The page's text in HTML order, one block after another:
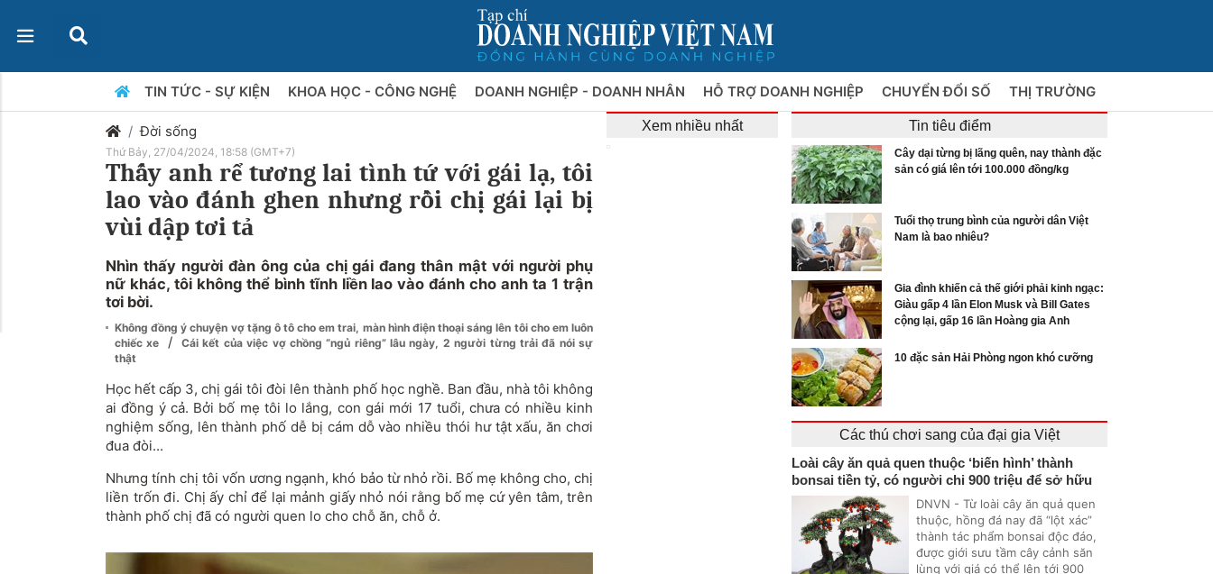
TIN TỨC - SỰ KIỆN KHOA HỌC - CÔNG NGHỆ DOANH NGHIỆP - DOANH NHÂN HỖ TRỢ DOANH NGHIỆP CHUYỂN ĐỔI SỐ THỊ TRƯỜNG
Đời sống
Thứ Bảy, 27/04/2024, 18:58 (GMT+7)
Thấy anh rể tương lai tình tứ với gái lạ, tôi
lao vào đánh ghen nhưng rồi chị gái lại bị
vùi dập tơi tả
Nhìn thấy người đàn ông của chị gái đang thân mật với người phụ
nữ khác, tôi không thể bình tĩnh liền lao vào đánh cho anh ta 1 trận
tơi bời.
Không đồng ý chuyện vợ tặng ô tô cho em trai, màn hình điện thoại sáng lên tôi cho em luôn
chiếc xe
/
Cái kết của việc vợ chồng “ngủ riêng” lâu ngày, 2 người từng trải đã nói sự
thật
Học hết cấp 3, chị gái tôi đòi lên thành phố học nghề. Ban đầu, nhà tôi không
ai đồng ý cả. Bởi bố mẹ tôi lo lắng, con gái mới 17 tuổi, chưa có nhiều kinh
nghiệm sống, lên thành phố dễ bị cám dỗ vào nhiều thói hư tật xấu, ăn chơi
đua đòi...
Nhưng tính chị tôi vốn ương ngạnh, khó bảo từ nhỏ rồi. Bố mẹ không cho, chị
liền trốn đi. Chị ấy chỉ để lại mảnh giấy nhỏ nói rằng bố mẹ cứ yên tâm, trên
thành phố chị đã có người quen lo cho chỗ ăn, chỗ ở.
Xem nhiều nhất Tin tiêu điểm
Cây dại từng bị lãng quên, nay thành đặc
sản có giá lên tới 100.000 đồng/kg
Tuổi thọ trung bình của người dân Việt
Nam là bao nhiêu?
Gia đình khiến cả thế giới phải kinh ngạc:
Giàu gấp 4 lần Elon Musk và Bill Gates
cộng lại, gấp 16 lần Hoàng gia Anh
10 đặc sản Hải Phòng ngon khó cưỡng
Các thú chơi sang của đại gia Việt
Loài cây ăn quả quen thuộc ‘biến hình’ thành
bonsai tiền tỷ, có người chi 900 triệu để sở hữu
DNVN - Từ loài cây ăn quả quen
thuộc, hồng đá nay đã “lột xác”
thành tác phẩm bonsai độc đáo,
được giới sưu tầm cây cảnh săn
lùng với giá có thể lên tới 900